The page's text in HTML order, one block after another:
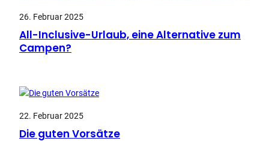
26. Februar 2025
All-Inclusive-Urlaub, eine Alternative zum
Campen?
22. Februar 2025
Die guten Vorsätze